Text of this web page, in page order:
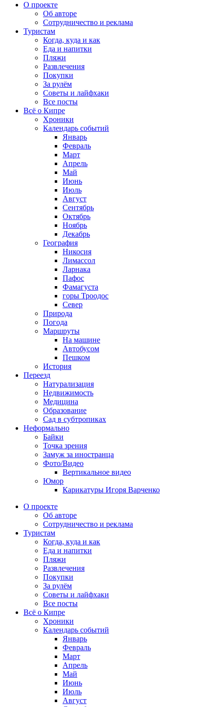
О проекте
Об авторе
Сотрудничество и реклама
Туристам
Когда, куда и как
Еда и напитки
Пляжи
Развлечения
Покупки
За рулём
Советы и лайфхаки
Все посты
Всё о Кипре
Хроники
Календарь событий
Январь
Февраль
Март
Апрель
Май
Июнь
Июль
Август
Сентябрь
Октябрь
Ноябрь
Декабрь
География
Никосия
Лимассол
Ларнака
Пафос
Фамагуста
горы Троодос
Север
Природа
Погода
Маршруты
На машине
Автобусом
Пешком
История
Переезд
Натурализация
Недвижимость
Медицина
Образование
Сад в субтропиках
Неформально
Байки
Точка зрения
Замуж за иностранца
Фото/Видео
Вертикальное видео
Юмор
Карикатуры Игоря Варченко
О проекте
Об авторе
Сотрудничество и реклама
Туристам
Когда, куда и как
Еда и напитки
Пляжи
Развлечения
Покупки
За рулём
Советы и лайфхаки
Все посты
Всё о Кипре
Хроники
Календарь событий
Январь
Февраль
Март
Апрель
Май
Июнь
Июль
Август